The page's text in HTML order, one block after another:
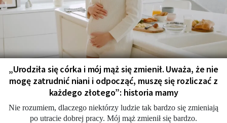
„Urodziła się córka i mój mąż się zmienił. Uważa, że nie
mogę zatrudnić niani i odpocząć, muszę się rozliczać z
każdego złotego”: historia mamy
Nie rozumiem, dlaczego niektórzy ludzie tak bardzo się zmieniają
po utracie dobrej pracy. Mój mąż zmienił się bardzo.